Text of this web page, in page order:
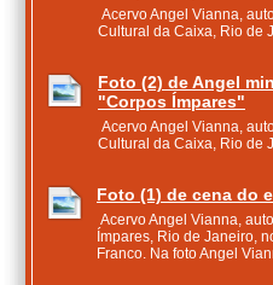
Acervo Angel Vianna,
Cultural da Caixa, Rio de
Foto (2) de Angel
"Corpos Ímpares"
Acervo Angel Vianna,
Cultural da Caixa, Rio de
Foto (1) de cena do
Acervo Angel Vianna,
Ímpares, Rio de Janeiro,
Franco. Na foto Angel